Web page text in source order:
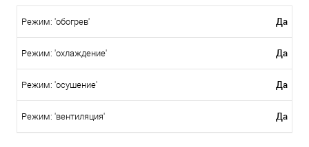
Режим: 'обогрев' Да
Режим: 'охлаждение' Да
Режим: 'осушение' Да
Режим: 'вентиляция' Да